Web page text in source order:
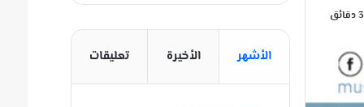
الأشهر الأخيرة تعليقات